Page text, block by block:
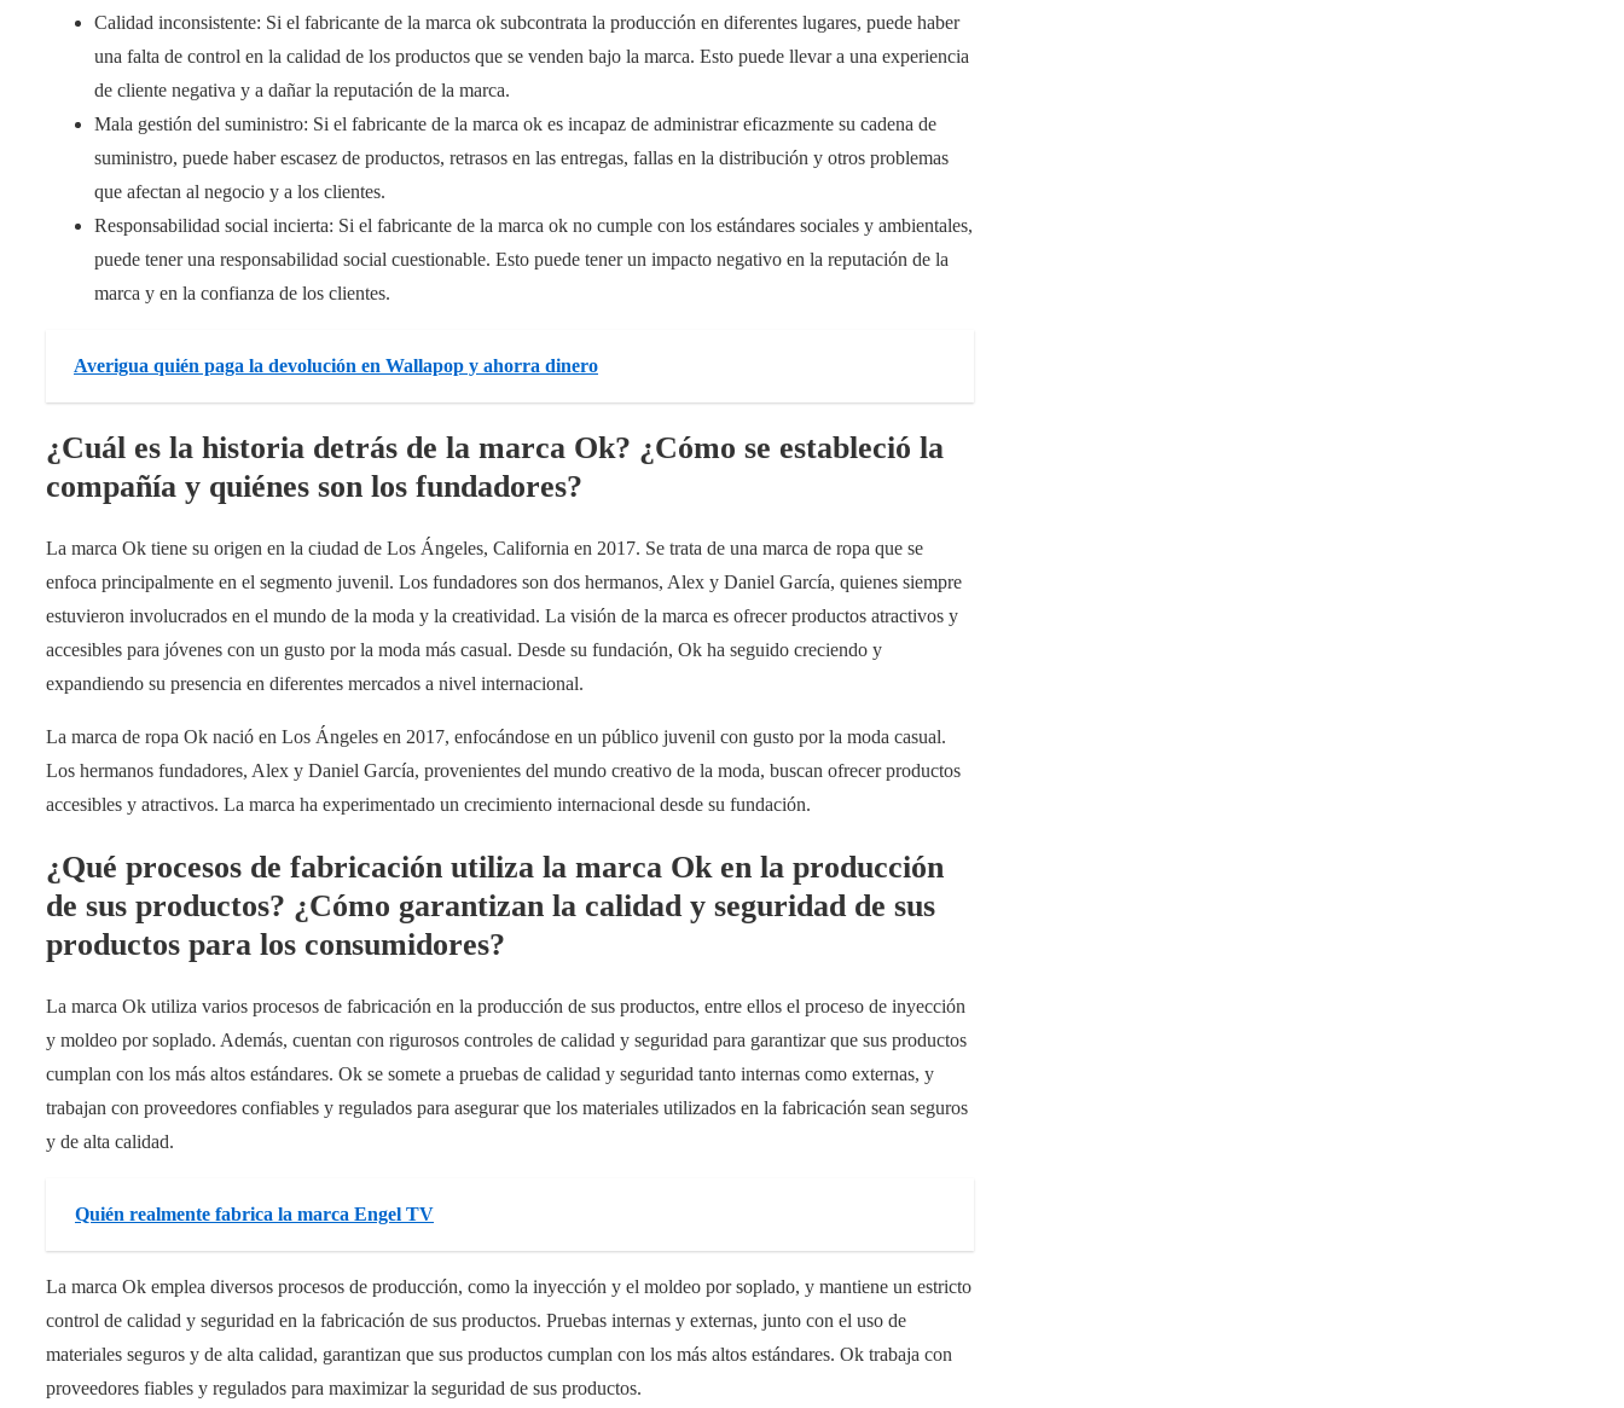
Calidad inconsistente: Si el fabricante de la marca ok subcontrata la producción en diferentes lugares, puede haber
una falta de control en la calidad de los productos que se venden bajo la marca. Esto puede llevar a una experiencia
de cliente negativa y a dañar la reputación de la marca.
Mala gestión del suministro: Si el fabricante de la marca ok es incapaz de administrar eficazmente su cadena de
suministro, puede haber escasez de productos, retrasos en las entregas, fallas en la distribución y otros problemas
que afectan al negocio y a los clientes.
Responsabilidad social incierta: Si el fabricante de la marca ok no cumple con los estándares sociales y ambientales,
puede tener una responsabilidad social cuestionable. Esto puede tener un impacto negativo en la reputación de la
marca y en la confianza de los clientes.
Averigua quién paga la devolución en Wallapop y ahorra dinero
¿Cuál es la historia detrás de la marca Ok? ¿Cómo se estableció la
compañía y quiénes son los fundadores?
La marca Ok tiene su origen en la ciudad de Los Ángeles, California en 2017. Se trata de una marca de ropa que se
enfoca principalmente en el segmento juvenil. Los fundadores son dos hermanos, Alex y Daniel García, quienes siempre
estuvieron involucrados en el mundo de la moda y la creatividad. La visión de la marca es ofrecer productos atractivos y
accesibles para jóvenes con un gusto por la moda más casual. Desde su fundación, Ok ha seguido creciendo y
expandiendo su presencia en diferentes mercados a nivel internacional.
La marca de ropa Ok nació en Los Ángeles en 2017, enfocándose en un público juvenil con gusto por la moda casual.
Los hermanos fundadores, Alex y Daniel García, provenientes del mundo creativo de la moda, buscan ofrecer productos
accesibles y atractivos. La marca ha experimentado un crecimiento internacional desde su fundación.
¿Qué procesos de fabricación utiliza la marca Ok en la producción
de sus productos? ¿Cómo garantizan la calidad y seguridad de sus
productos para los consumidores?
La marca Ok utiliza varios procesos de fabricación en la producción de sus productos, entre ellos el proceso de inyección
y moldeo por soplado. Además, cuentan con rigurosos controles de calidad y seguridad para garantizar que sus productos
cumplan con los más altos estándares. Ok se somete a pruebas de calidad y seguridad tanto internas como externas, y
trabajan con proveedores confiables y regulados para asegurar que los materiales utilizados en la fabricación sean seguros
y de alta calidad.
Quién realmente fabrica la marca Engel TV
La marca Ok emplea diversos procesos de producción, como la inyección y el moldeo por soplado, y mantiene un estricto
control de calidad y seguridad en la fabricación de sus productos. Pruebas internas y externas, junto con el uso de
materiales seguros y de alta calidad, garantizan que sus productos cumplan con los más altos estándares. Ok trabaja con
proveedores fiables y regulados para maximizar la seguridad de sus productos.